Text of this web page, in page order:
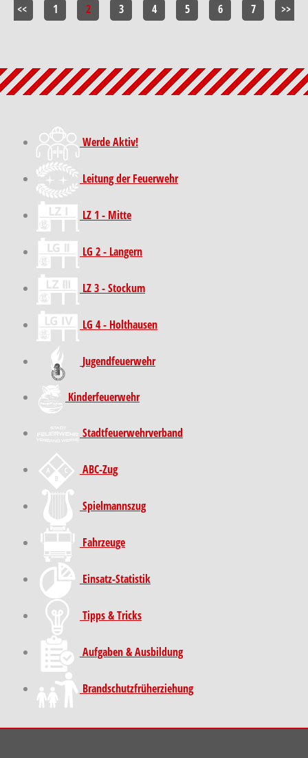
<< 1 2 3 4 5 6 7 >>
Werde Aktiv!
Leitung der Feuerwehr
LZ 1 - Mitte
LG 2 - Langern
LZ 3 - Stockum
LG 4 - Holthausen
Jugendfeuerwehr
Kinder­feuer­wehr
Stadt­feuer­wehr­verband
ABC-Zug
Spielmannszug
Fahrzeuge
Einsatz-Statistik
Tipps & Tricks
Aufgaben & Ausbildung
Brand­schutz­früh­erziehung